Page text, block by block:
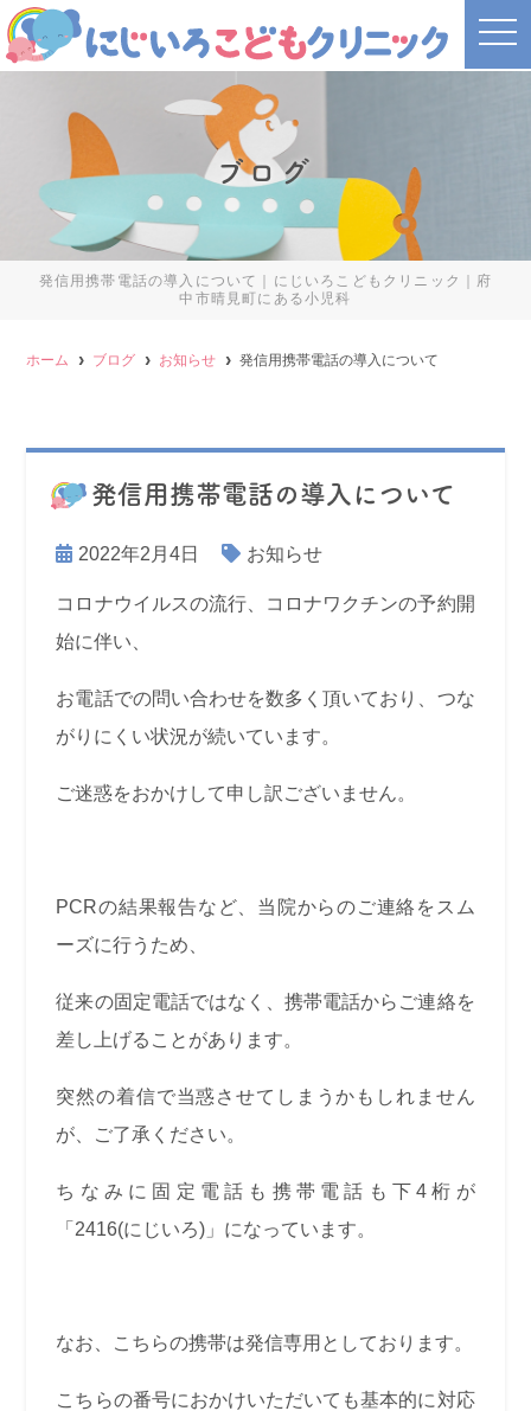
ブログ
発信用携帯電話の導入について｜にじいろこどもクリニック｜府
中市晴見町にある小児科
t
o
i
ホーム ブログ お知らせ 発信用携帯電話の導入について
発信用携帯電話の導入について
2022年2月4日 お知らせ
コロナウイルスの流行、コロナワクチンの予約開
始に伴い、
お電話での問い合わせを数多く頂いており、つな
がりにくい状況が続いています。
ご迷惑をおかけして申し訳ございません。
PCRの結果報告など、当院からのご連絡をスム
ーズに行うため、
従来の固定電話ではなく、携帯電話からご連絡を
差し上げることがあります。
突然の着信で当惑させてしまうかもしれません
が、ご了承ください。
ちなみに固定電話も携帯電話も下4桁が
「2416(にじいろ)」になっています。
なお、こちらの携帯は発信専用としております。
こちらの番号におかけいただいても基本的に対応